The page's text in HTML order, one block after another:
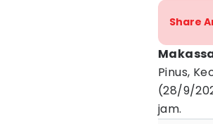
Share
Pinus,
(28/9/
jam.